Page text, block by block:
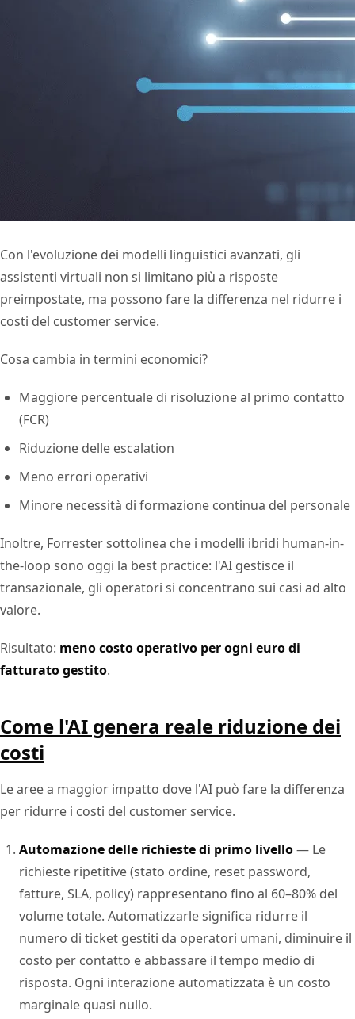
Con l'evoluzione dei modelli linguistici avanzati, gli
assistenti virtuali non si limitano più a risposte
preimpostate, ma possono fare la differenza nel ridurre i
costi del customer service.
Cosa cambia in termini economici?
Maggiore percentuale di risoluzione al primo contatto
(FCR)
Riduzione delle escalation
Meno errori operativi
Minore necessità di formazione continua del personale
Inoltre, Forrester sottolinea che i modelli ibridi human-in-
the-loop sono oggi la best practice: l'AI gestisce il
transazionale, gli operatori si concentrano sui casi ad alto
valore.
Risultato: meno costo operativo per ogni euro di
fatturato gestito.
Come l'AI genera reale riduzione dei
costi
Le aree a maggior impatto dove l'AI può fare la differenza
per ridurre i costi del customer service.
Automazione delle richieste di primo livello— Le
richieste ripetitive (stato ordine, reset password,
fatture, SLA, policy) rappresentano fino al 60–80% del
volume totale. Automatizzarle significa ridurre il
numero di ticket gestiti da operatori umani, diminuire il
costo per contatto e abbassare il tempo medio di
risposta. Ogni interazione automatizzata è un costo
marginale quasi nullo.